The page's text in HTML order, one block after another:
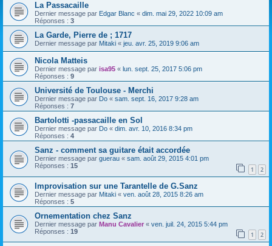
La Passacaille
Dernier message par Edgar Blanc « dim. mai 29, 2022 10:09 am
Réponses : 3
La Garde, Pierre de ; 1717
Dernier message par Mitaki « jeu. avr. 25, 2019 9:06 am
Nicola Matteis
Dernier message par isa95 « lun. sept. 25, 2017 5:06 pm
Réponses : 9
Université de Toulouse - Merchi
Dernier message par Do « sam. sept. 16, 2017 9:28 am
Réponses : 7
Bartolotti -passacaille en Sol
Dernier message par Do « dim. avr. 10, 2016 8:34 pm
Réponses : 4
Sanz - comment sa guitare était accordée
Dernier message par guerau « sam. août 29, 2015 4:01 pm
Réponses : 15 1 2
Improvisation sur une Tarantelle de G.Sanz
Dernier message par Mitaki « ven. août 28, 2015 8:26 am
Réponses : 5
Ornementation chez Sanz
Dernier message par Manu Cavalier « ven. juil. 24, 2015 5:44 pm
Réponses : 19 1 2